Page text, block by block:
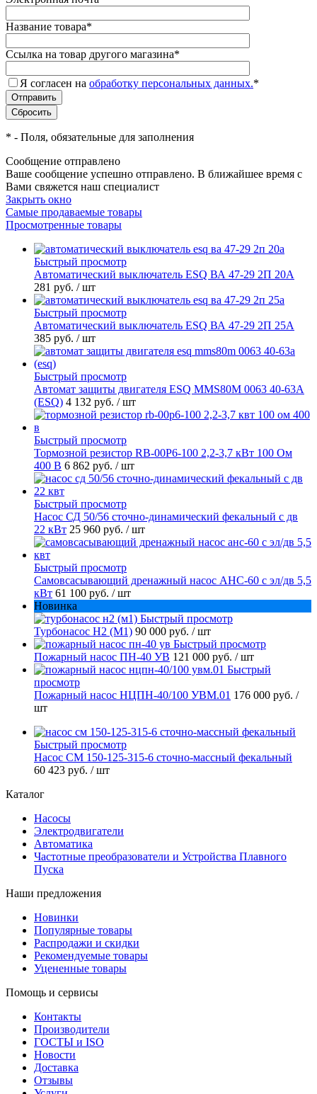
Название товара*
Ссылка на товар другого магазина*
Я согласен на обработку персональных данных.*
* - Поля, обязательные для заполнения
Сообщение отправлено
Ваше сообщение успешно отправлено. В ближайшее время с
Вами свяжется наш специалист
Закрыть окно
Самые продаваемые товары
Просмотренные товары
Быстрый просмотр
Автоматический выключатель ESQ ВА 47-29 2П 20А
281 руб. / шт
Быстрый просмотр
Автоматический выключатель ESQ ВА 47-29 2П 25А
385 руб. / шт
Быстрый просмотр
Автомат защиты двигателя ESQ MMS80M 0063 40-63А
(ESQ) 4 132 руб. / шт
Быстрый просмотр
Тормозной резистор RB-00P6-100 2,2-3,7 кВт 100 Ом
400 В 6 862 руб. / шт
Быстрый просмотр
Насос СД 50/56 сточно-динамический фекальный с дв
22 кВт 25 960 руб. / шт
Быстрый просмотр
Самовсасывающий дренажный насос АНС-60 с эл/дв 5,5
кВт 61 100 руб. / шт
Новинка
Быстрый просмотр
Турбонасос Н2 (М1) 90 000 руб. / шт
Быстрый просмотр
Пожарный насос ПН-40 УВ 121 000 руб. / шт
Быстрый
просмотр
Пожарный насос НЦПН-40/100 УВМ.01 176 000 руб. /
шт
Быстрый просмотр
Насос СМ 150-125-315-6 сточно-массный фекальный
60 423 руб. / шт
Каталог
Насосы
Электродвигатели
Автоматика
Частотные преобразователи и Устройства Плавного
Пуска
Наши предложения
Новинки
Популярные товары
Распродажи и скидки
Рекомендуемые товары
Уцененные товары
Помощь и сервисы
Контакты
Производители
ГОСТЫ и ISO
Новости
Доставка
Отзывы